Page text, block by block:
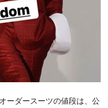
ーダースーツの値段は、公